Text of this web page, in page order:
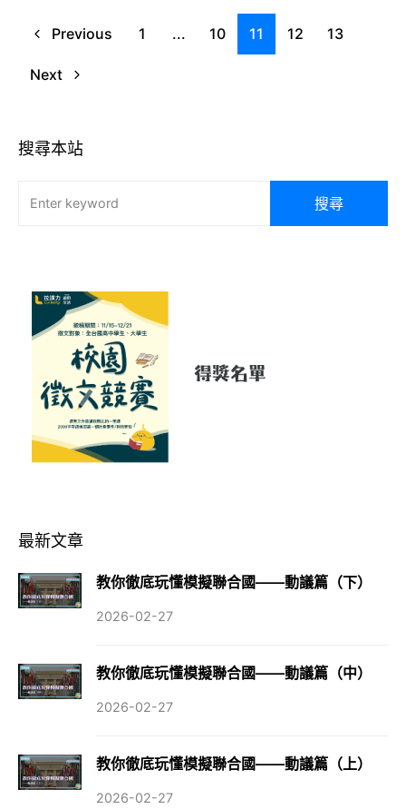
Previous 1 ... 10 11 12 13
Next
搜尋本站
搜尋
最新文章
教你徹底玩懂模擬聯合國——動議篇（下）
2026-02-27
教你徹底玩懂模擬聯合國——動議篇（中）
2026-02-27
教你徹底玩懂模擬聯合國——動議篇（上）
2026-02-27